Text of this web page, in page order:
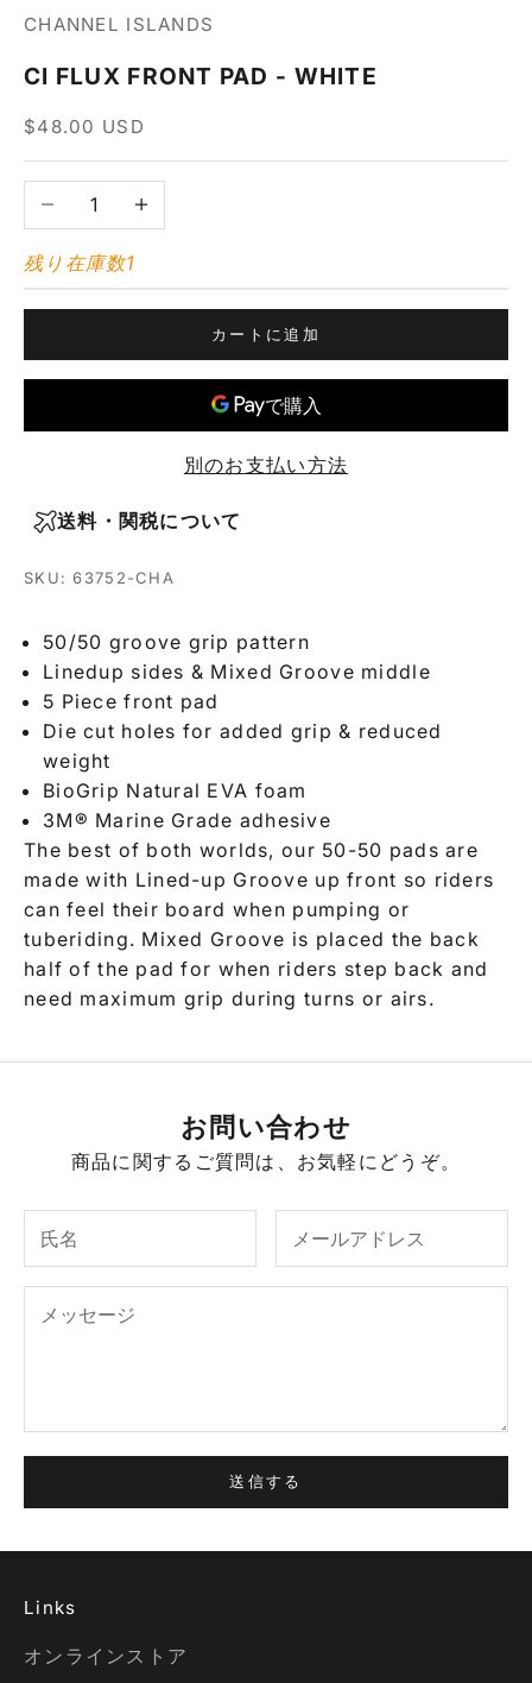
CHANNEL ISLANDS
CI FLUX FRONT PAD - WHITE
セール価格
$48.00 USD
数量を減らす数量を増やす
残り在庫数1
カートに追加
別のお支払い方法
送料・関税について
SKU: 63752-CHA
50/50 groove grip pattern
Linedup sides & Mixed Groove middle
5 Piece front pad
Die cut holes for added grip & reduced
weight
BioGrip Natural EVA foam
3M® Marine Grade adhesive
The best of both worlds, our 50-50 pads are
made with Lined-up Groove up front so riders
can feel their board when pumping or
tuberiding. Mixed Groove is placed the back
half of the pad for when riders step back and
need maximum grip during turns or airs.
お問い合わせ
商品に関するご質問は、お気軽にどうぞ。
送信する
Links
オンラインストア